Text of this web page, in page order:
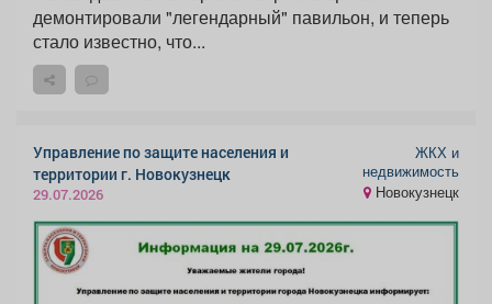
демонтировали "легендарный" павильон, и теперь
стало известно, что...
Управление по защите населения и
территории г. Новокузнецк
29.07.2026
ЖКХ и
недвижимость
Новокузнецк